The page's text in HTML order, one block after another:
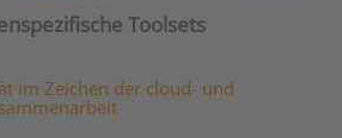
Toolsets
im Zeichen der cloud- und